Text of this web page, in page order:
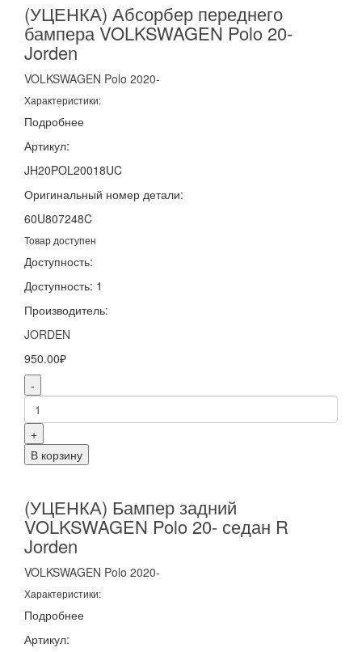
(УЦЕНКА) Абсорбер переднего
бампера VOLKSWAGEN Polo 20-
Jorden
VOLKSWAGEN Polo 2020-
Характеристики:
Подробнее
Артикул:
JH20POL20018UC
Оригинальный номер детали:
60U807248C
Товар доступен
Доступность:
Доступность: 1
Производитель:
JORDEN
950.00₽
-
+
В корзину
(УЦЕНКА) Бампер задний
VOLKSWAGEN Polo 20- седан R
Jorden
VOLKSWAGEN Polo 2020-
Характеристики:
Подробнее
Артикул: